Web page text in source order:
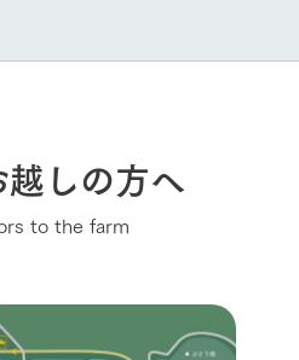
しの方へ
to the farm